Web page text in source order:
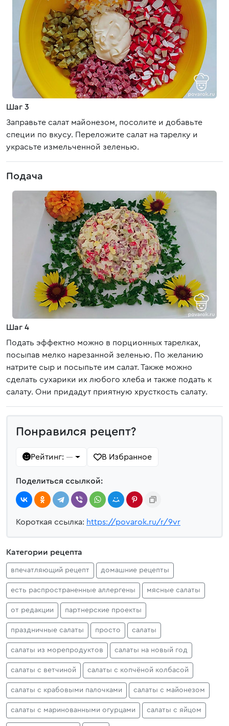
Шаг 3
Заправьте салат майонезом, посолите и добавьте
специи по вкусу. Переложите салат на тарелку и
украсьте измельченной зеленью.
Подача
Шаг 4
Подать эффектно можно в порционных тарелках,
посыпав мелко нарезанной зеленью. По желанию
натрите сыр и посыпьте им салат. Также можно
сделать сухарики их любого хлеба и также подать к
салату. Они придадут приятную хрусткость салату.
Понравился рецепт?
Рейтинг: — В Избранное
Поделиться ссылкой:
Короткая ссылка: https://povarok.ru/r/9vr
Категории рецепта
впечатляющий рецепт домашние рецепты
есть распространенные аллергены мясные салаты
от редакции партнерские проекты
праздничные салаты просто салаты
салаты из морепродуктов салаты на новый год
салаты с ветчиной салаты с копчёной колбасой
салаты с крабовыми палочками салаты с майонезом
салаты с маринованными огурцами салаты с яйцом